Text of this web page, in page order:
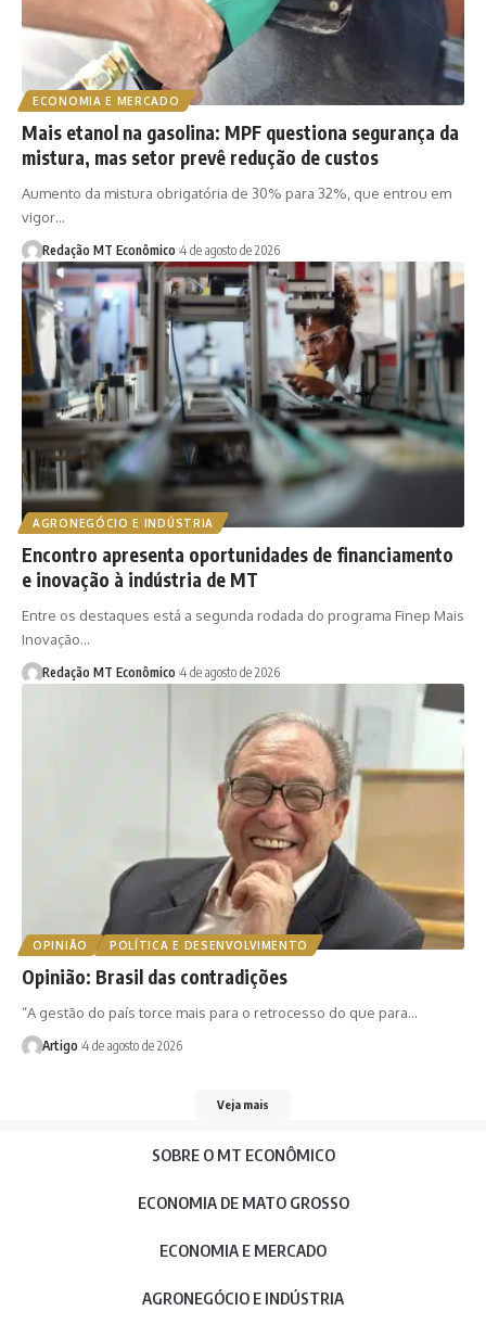
ECONOMIA E MERCADO
Mais etanol na gasolina: MPF questiona segurança da
mistura, mas setor prevê redução de custos
Aumento da mistura obrigatória de 30% para 32%, que entrou em
vigor…
Redação MT Econômico 4 de agosto de 2026
AGRONEGÓCIO E INDÚSTRIA
Encontro apresenta oportunidades de financiamento
e inovação à indústria de MT
Entre os destaques está a segunda rodada do programa Finep Mais
Inovação…
Redação MT Econômico 4 de agosto de 2026
OPINIÃO POLÍTICA E DESENVOLVIMENTO
Opinião: Brasil das contradições
“A gestão do país torce mais para o retrocesso do que para…
Artigo 4 de agosto de 2026
Veja mais
SOBRE O MT ECONÔMICO
ECONOMIA DE MATO GROSSO
ECONOMIA E MERCADO
AGRONEGÓCIO E INDÚSTRIA